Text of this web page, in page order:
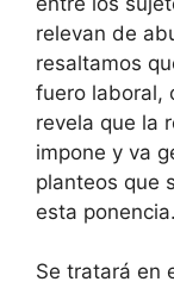
relevan de
resaltamos
fuero laboral,
revela que la
impone y va
planteos que
esta ponencia.
Se tratará en